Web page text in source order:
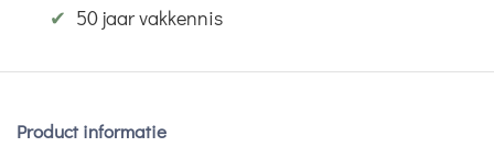
✔ 50 jaar vakkennis
Product informatie